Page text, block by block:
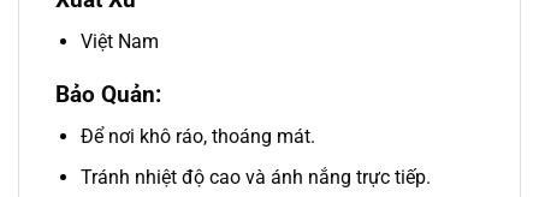
Việt Nam
Bảo Quản:
Để nơi khô ráo, thoáng mát.
Tránh nhiệt độ cao và ánh nắng trực tiếp.